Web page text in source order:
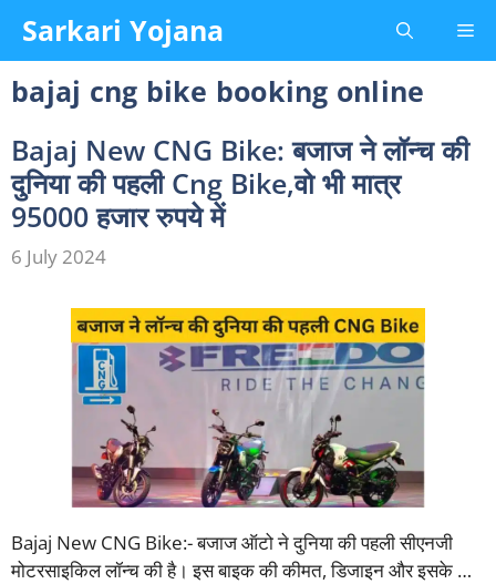
content
Sarkari Yojana
bajaj cng bike booking online
Bajaj New CNG Bike: बजाज ने लॉन्च की
दुनिया की पहली Cng Bike,वो भी मात्र
95000 हजार रुपये में
6 July 2024
Bajaj New CNG Bike:- बजाज ऑटो ने दुनिया की पहली सीएनजी
मोटरसाइकिल लॉन्च की है। इस बाइक की कीमत, डिजाइन और इसके …